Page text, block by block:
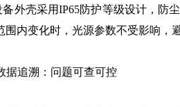
壳采用IP65防护等级设计，防尘
围内变化时，光源参数不受影响，
追溯：问题可查可控